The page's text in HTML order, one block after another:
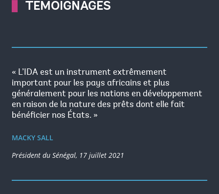
TÉMOIGNAGES
« L’IDA est un instrument extrêmement
important pour les pays africains et plus
généralement pour les nations en développement
en raison de la nature des prêts dont elle fait
bénéficier nos États. »
MACKY SALL
Président du Sénégal, 17 juillet 2021